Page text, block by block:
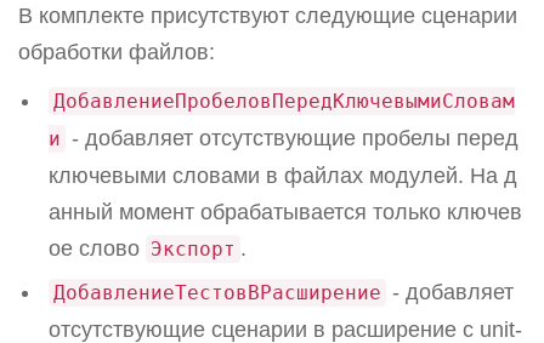
В комплекте присутствуют следующие сценарии
обработки файлов:
ДобавлениеПробеловПередКлючевымиСловам
и - добавляет отсутствующие пробелы перед
ключевыми словами в файлах модулей. На д
анный момент обрабатывается только ключев
ое слово Экспорт .
ДобавлениеТестовВРасширение - добавляет
отсутствующие сценарии в расширение с unit-